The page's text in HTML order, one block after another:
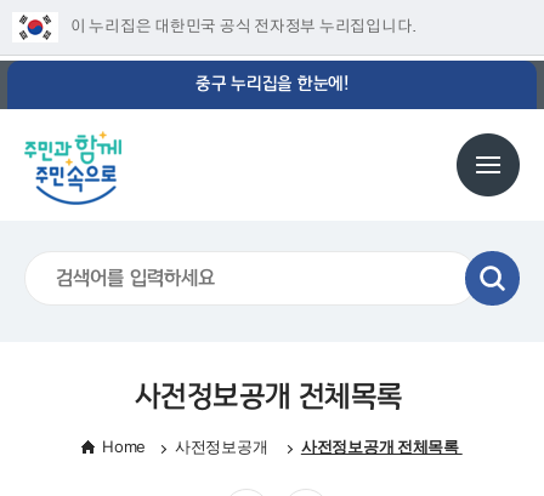
이 누리집은 대한민국 공식 전자정부 누리집입니다.
중구 누리집을 한눈에!
사전정보공개 전체목록
Home 사전정보공개 사전정보공개 전체목록